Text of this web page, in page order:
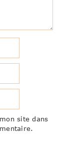
site dans